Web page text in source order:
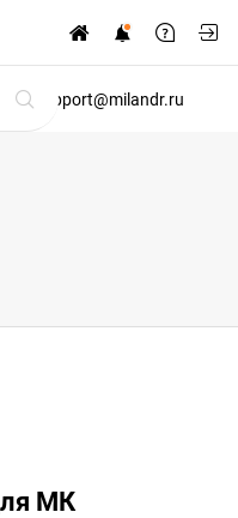
support@milandr.ru
МК